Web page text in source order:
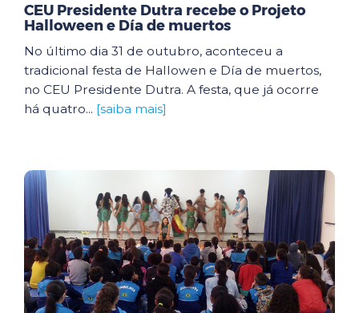
CEU Presidente Dutra recebe o Projeto
Halloween e Día de muertos
No último dia 31 de outubro, aconteceu a
tradicional festa de Hallowen e Día de muertos,
no CEU Presidente Dutra. A festa, que já ocorre
há quatro... [saiba mais]